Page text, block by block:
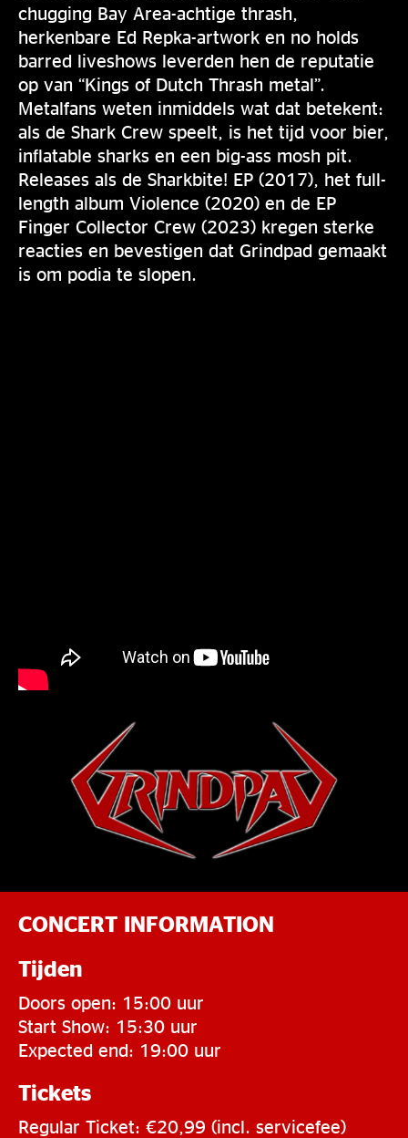
chugging Bay Area-achtige thrash,
herkenbare Ed Repka-artwork en no holds
barred liveshows leverden hen de reputatie
op van “Kings of Dutch Thrash metal”.
Metalfans weten inmiddels wat dat betekent:
als de Shark Crew speelt, is het tijd voor bier,
inflatable sharks en een big-ass mosh pit.
Releases als de Sharkbite! EP (2017), het full-
length album Violence (2020) en de EP
Finger Collector Crew (2023) kregen sterke
reacties en bevestigen dat Grindpad gemaakt
is om podia te slopen.
CONCERT INFORMATION
Tijden
Doors open: 15:00 uur
Start Show: 15:30 uur
Expected end: 19:00 uur
Tickets
Regular Ticket: €20,99 (incl. servicefee)